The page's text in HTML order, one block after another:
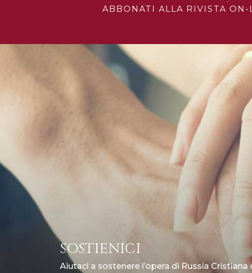
ABBONATI ALLA RIVISTA
SOSTIENICI
Aiutaci a sostenere l’opera di Russia